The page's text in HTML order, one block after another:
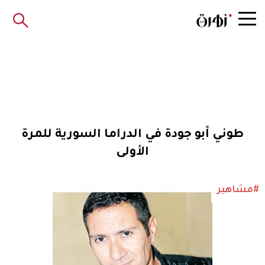
طوني أبو جودة في الدراما السورية للمرة
الأولى
#مشاهير